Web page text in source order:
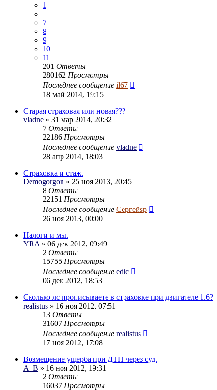
1
…
7
8
9
10
11
201 Ответы
280162 Просмотры
Последнее сообщение il67
18 май 2014, 19:15
Старая страховая или новая???
vladne » 31 мар 2014, 20:32
7 Ответы
22186 Просмотры
Последнее сообщение vladne
28 апр 2014, 18:03
Страховка и стаж.
Demogorgon » 25 ноя 2013, 20:45
8 Ответы
22151 Просмотры
Последнее сообщение Сергейsp
26 ноя 2013, 00:00
Налоги и мы.
YRA » 06 дек 2012, 09:49
2 Ответы
15755 Просмотры
Последнее сообщение edic
06 дек 2012, 18:53
Сколько лс прописываете в страховке при двигателе 1.6?
realistus » 16 ноя 2012, 07:51
13 Ответы
31607 Просмотры
Последнее сообщение realistus
17 ноя 2012, 17:08
Возмещение ущерба при ДТП через суд.
A_B » 16 ноя 2012, 19:31
2 Ответы
16037 Просмотры